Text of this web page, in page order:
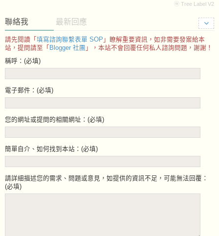
ⓦ Tree Label V2
聯絡我 最新回應
請先閱讀「 填寫諮詢聯繫表單 SOP 」瞭解重要資訊，如非需要發案給本
站，提問請至「 Blogger 社團 」，本站不會回覆任何私人諮詢問題，謝謝！
稱呼：(必填)
電子郵件：(必填)
您的網址或提問的相關網址：(必填)
簡單自介、如何找到本站：(必填)
請詳細描述您的需求、問題或意見，如提供的資訊不足，可能無法回覆：
(必填)